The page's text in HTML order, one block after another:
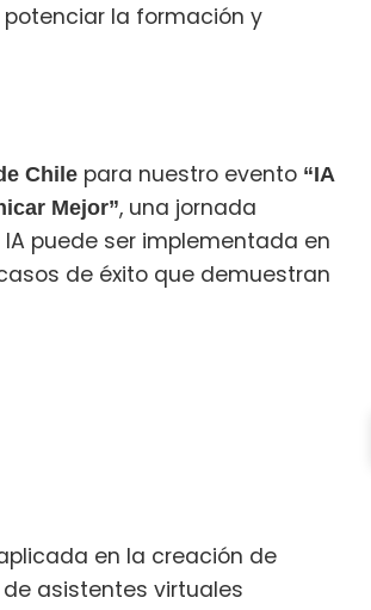
la formación y
Chile para nuestro evento “IA
Mejor”, una jornada
puede ser implementada en
de éxito que demuestran
en la creación de
asistentes virtuales